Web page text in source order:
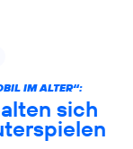
IM ALTER“:
sich